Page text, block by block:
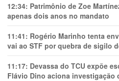
12:34: Patrimônio de Zoe
apenas dois anos no mandato
11:41: Rogério Marinho tenta
vai ao STF por quebra de sigilo
11:17: Devassa do TCU expõe
Flávio Dino aciona investigação